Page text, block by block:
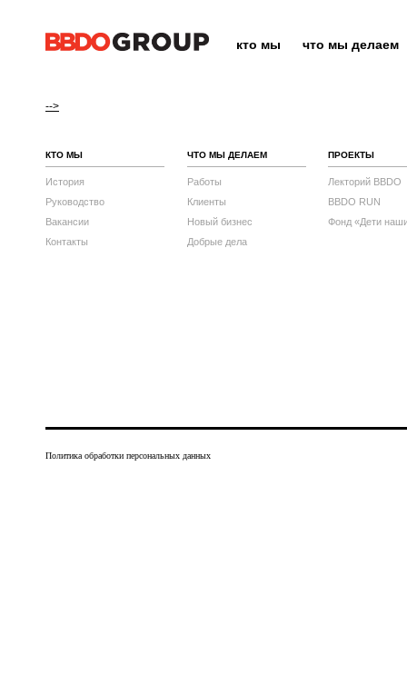
кто мы что мы делаем
-->
КТО МЫ
История
Руководство
Вакансии
Контакты
ЧТО МЫ ДЕЛАЕМ
Работы
Клиенты
Новый бизнес
Добрые дела
ПРОЕКТЫ
Лекторий BBDO
BBDO RUN
Фонд «Дети
Политика обработки персональных данных